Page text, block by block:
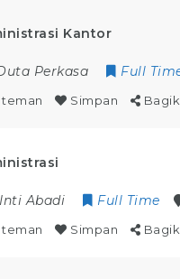
Kantor
Perkasa Full
Simpan
Abadi Full Time
Simpan